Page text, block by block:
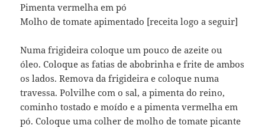
Pimenta vermelha em pó
Molho de tomate apimentado [receita logo a seguir]
Numa frigideira coloque um pouco de azeite ou
óleo. Coloque as fatias de abobrinha e frite de ambos
os lados. Remova da frigideira e coloque numa
travessa. Polvilhe com o sal, a pimenta do reino,
cominho tostado e moído e a pimenta vermelha em
pó. Coloque uma colher de molho de tomate picante